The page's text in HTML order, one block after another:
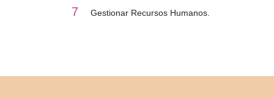
7 Gestionar Recursos Humanos.